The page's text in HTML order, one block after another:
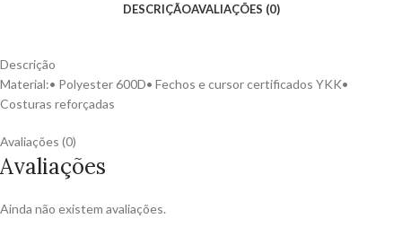
DESCRIÇÃOAVALIAÇÕES (0)
Descrição
Material:• Polyester 600D• Fechos e cursor certificados YKK•
Costuras reforçadas
Avaliações (0)
Avaliações
Ainda não existem avaliações.